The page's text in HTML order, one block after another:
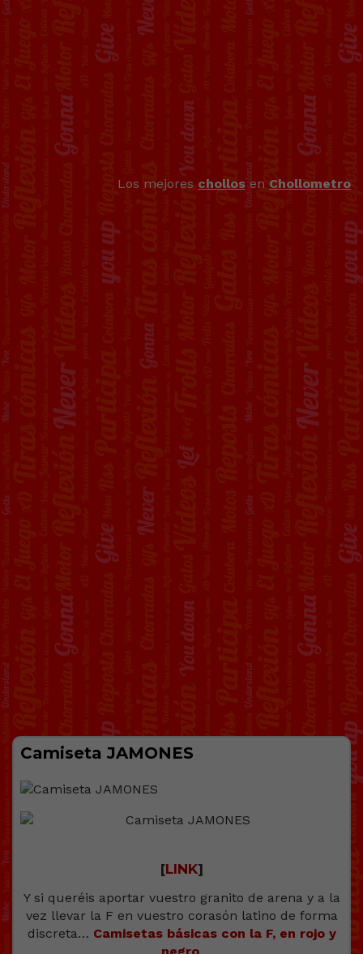
Los mejores chollosen Chollometro
Camiseta JAMONES
[LINK]
Y si queréis aportar vuestro granito de arena y a la
vez llevar la F en vuestro corasón latino de forma
discreta… Camisetas básicas con la F, en rojo y
negro.